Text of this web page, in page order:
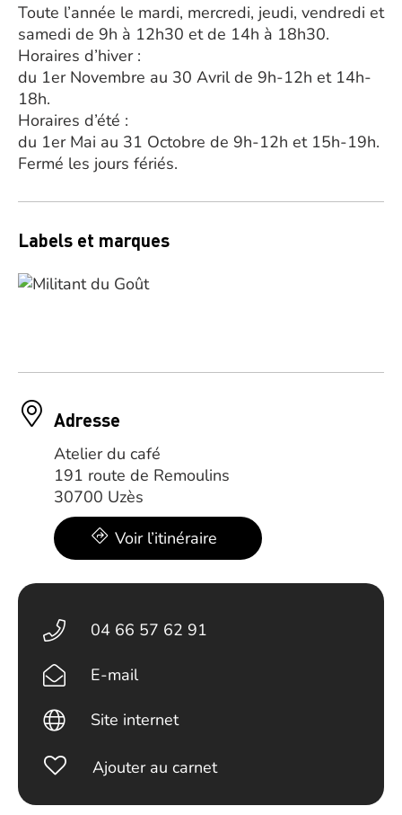
Toute l’année le mardi, mercredi, jeudi, vendredi et
samedi de 9h à 12h30 et de 14h à 18h30.
Horaires d’hiver :
du 1er Novembre au 30 Avril de 9h-12h et 14h-
18h.
Horaires d’été :
du 1er Mai au 31 Octobre de 9h-12h et 15h-19h.
Fermé les jours fériés.
Labels et marques
Adresse
Atelier du café
191 route de Remoulins
30700 Uzès
Voir l’itinéraire
04 66 57 62 91
E-mail
Site internet
Ajouter au carnet